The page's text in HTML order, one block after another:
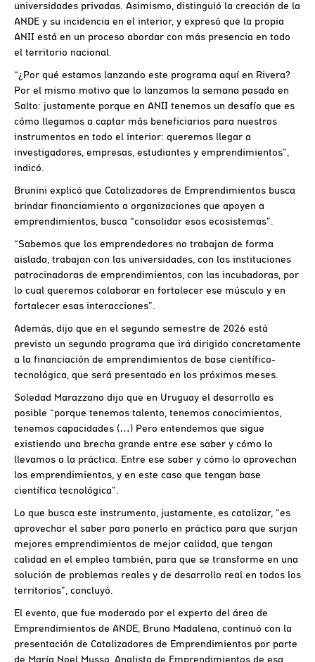
universidades privadas. Asimismo, distinguió la creación de la
ANDE y su incidencia en el interior, y expresó que la propia
ANII está en un proceso abordar con más presencia en todo
el territorio nacional.
“¿Por qué estamos lanzando este programa aquí en Rivera?
Por el mismo motivo que lo lanzamos la semana pasada en
Salto: justamente porque en ANII tenemos un desafío que es
cómo llegamos a captar más beneficiarios para nuestros
instrumentos en todo el interior: queremos llegar a
investigadores, empresas, estudiantes y emprendimientos”,
indicó.
Brunini explicó que Catalizadores de Emprendimientos busca
brindar financiamiento a organizaciones que apoyen a
emprendimientos, busca “consolidar esos ecosistemas”.
“Sabemos que los emprendedores no trabajan de forma
aislada, trabajan con las universidades, con las instituciones
patrocinadoras de emprendimientos, con las incubadoras, por
lo cual queremos colaborar en fortalecer ese músculo y en
fortalecer esas interacciones”.
Además, dijo que en el segundo semestre de 2026 está
previsto un segundo programa que irá dirigido concretamente
a la financiación de emprendimientos de base científico-
tecnológica, que será presentado en los próximos meses.
Soledad Marazzano dijo que en Uruguay el desarrollo es
posible “porque tenemos talento, tenemos conocimientos,
tenemos capacidades (…) Pero entendemos que sigue
existiendo una brecha grande entre ese saber y cómo lo
llevamos a la práctica. Entre ese saber y cómo lo aprovechan
los emprendimientos, y en este caso que tengan base
científica tecnológica”.
Lo que busca este instrumento, justamente, es catalizar, “es
aprovechar el saber para ponerlo en práctica para que surjan
mejores emprendimientos de mejor calidad, que tengan
calidad en el empleo también, para que se transforme en una
solución de problemas reales y de desarrollo real en todos los
territorios”, concluyó.
El evento, que fue moderado por el experto del área de
Emprendimientos de ANDE, Bruno Madalena, continuó con la
presentación de Catalizadores de Emprendimientos por parte
de María Noel Musso, Analista de Emprendimientos de esa